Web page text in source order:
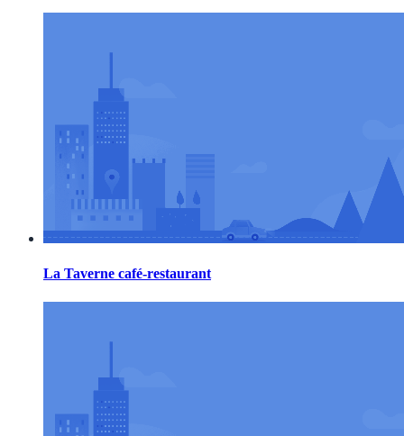
La Taverne café-restaurant